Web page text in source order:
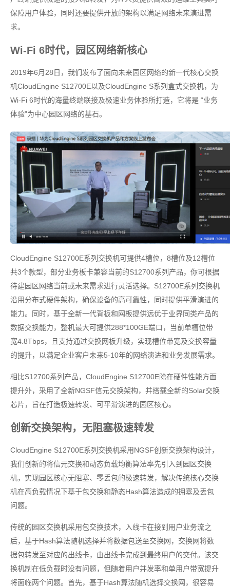
保障用户体验，同时还要提供开放的架构以满足网络未来演进需
求。
Wi-Fi 6时代，园区网络新核心
2019年6月28日，我们发布了面向未来园区网络的新一代核心交换
机CloudEngine S12700E以及CloudEngine S系列盒式交换机，为
Wi-Fi 6时代的海量终端联接及极速业务体验所打造，它将是 “业务
体验”为中心园区网络的基石。
CloudEngine S12700E系列交换机可提供4槽位，8槽位及12槽位
共3个款型，部分业务板卡兼容当前的S12700系列产品，你可根据
待建园区网络当前或未来需求进行灵活选择。S12700E系列交换机
沿用分布式硬件架构，确保设备的高可靠性，同时提供平滑演进的
能力。同时，基于全新一代背板和网板提供远优于业界同类产品的
数据交换能力，整机最大可提供288*100GE端口，当前单槽位带
宽4.8Tbps，且支持通过交换网板升级，实现槽位带宽及交换容量
的提升，以满足企业客户未来5-10年的网络演进和业务发展需求。
相比S12700系列产品，CloudEngine S12700E除在硬件性能方面
提升外，采用了全新NGSF信元交换架构，并搭载全新的Solar交换
芯片，旨在打造极速转发、可平滑演进的园区核心。
创新交换架构，无阻塞极速转发
CloudEngine S12700E系列交换机采用NGSF创新交换架构设计，
我们创新的将信元交换和动态负载均衡算法率先引入到园区交换
机，实现园区核心无阻塞、零丢包的极速转发，解决传统核心交换
机在高负载情况下基于包交换和静态Hash算法造成的拥塞及丢包
问题。
传统的园区交换机采用包交换技术，入线卡在接到用户业务流之
后，基于Hash算法随机选择并将数据包送至交换网，交换网将数
据包转发至对应的出线卡，由出线卡完成到最终用户的交付。该交
换机制在低负载时没有问题，但随着用户并发率和单用户带宽提升
将面临两个问题。首先，基于Hash算法随机选择交换网，很容易